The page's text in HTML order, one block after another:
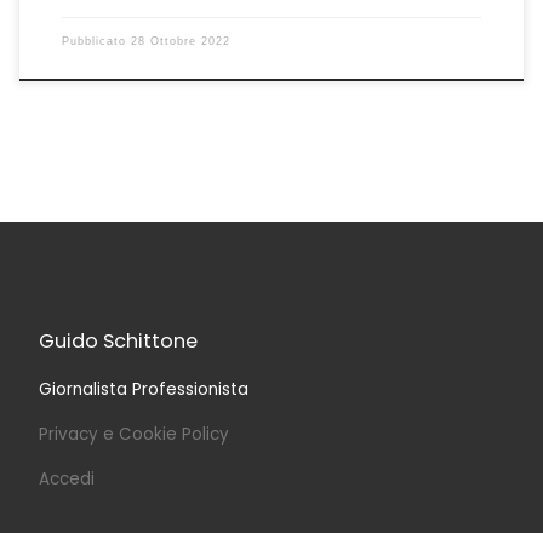
Pubblicato 28 Ottobre 2022
Guido Schittone
Giornalista Professionista
Privacy e Cookie Policy
Accedi